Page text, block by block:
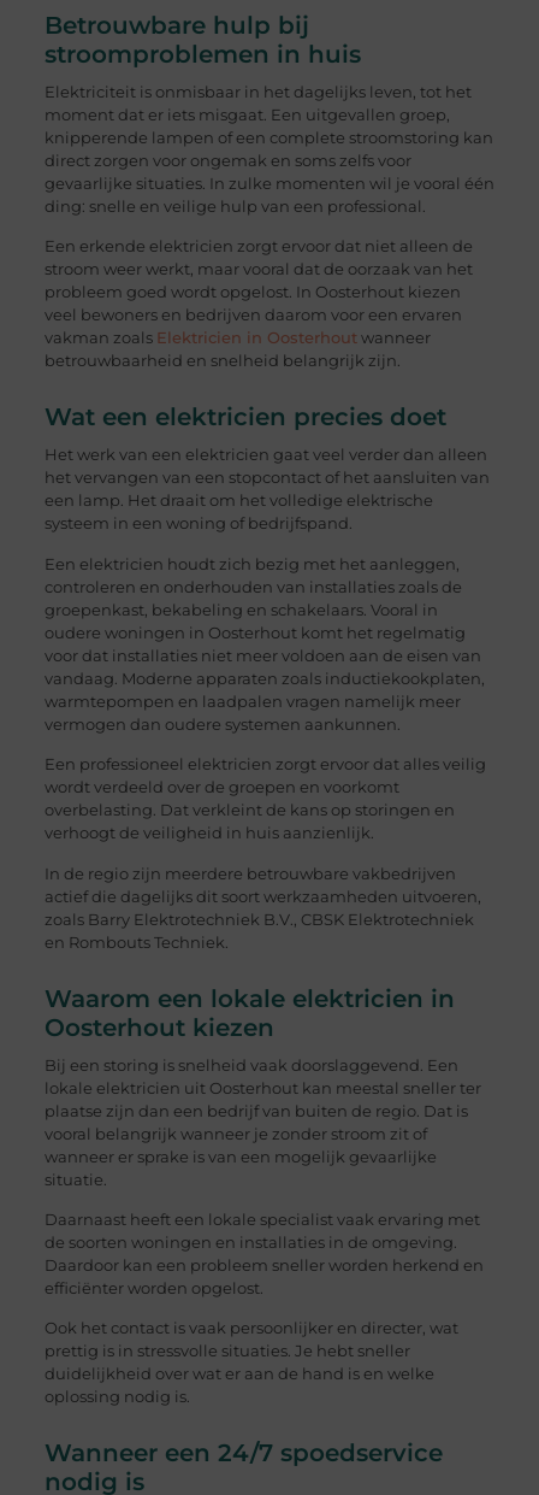
Betrouwbare hulp bij
stroomproblemen in huis
Elektriciteit is onmisbaar in het dagelijks leven, tot het
moment dat er iets misgaat. Een uitgevallen groep,
knipperende lampen of een complete stroomstoring kan
direct zorgen voor ongemak en soms zelfs voor
gevaarlijke situaties. In zulke momenten wil je vooral één
ding: snelle en veilige hulp van een professional.
Een erkende elektricien zorgt ervoor dat niet alleen de
stroom weer werkt, maar vooral dat de oorzaak van het
probleem goed wordt opgelost. In Oosterhout kiezen
veel bewoners en bedrijven daarom voor een ervaren
vakman zoals Elektricien in Oosterhoutwanneer
betrouwbaarheid en snelheid belangrijk zijn.
Wat een elektricien precies doet
Het werk van een elektricien gaat veel verder dan alleen
het vervangen van een stopcontact of het aansluiten van
een lamp. Het draait om het volledige elektrische
systeem in een woning of bedrijfspand.
Een elektricien houdt zich bezig met het aanleggen,
controleren en onderhouden van installaties zoals de
groepenkast, bekabeling en schakelaars. Vooral in
oudere woningen in Oosterhout komt het regelmatig
voor dat installaties niet meer voldoen aan de eisen van
vandaag. Moderne apparaten zoals inductiekookplaten,
warmtepompen en laadpalen vragen namelijk meer
vermogen dan oudere systemen aankunnen.
Een professioneel elektricien zorgt ervoor dat alles veilig
wordt verdeeld over de groepen en voorkomt
overbelasting. Dat verkleint de kans op storingen en
verhoogt de veiligheid in huis aanzienlijk.
In de regio zijn meerdere betrouwbare vakbedrijven
actief die dagelijks dit soort werkzaamheden uitvoeren,
zoals Barry Elektrotechniek B.V., CBSK Elektrotechniek
en Rombouts Techniek.
Waarom een lokale elektricien in
Oosterhout kiezen
Bij een storing is snelheid vaak doorslaggevend. Een
lokale elektricien uit Oosterhout kan meestal sneller ter
plaatse zijn dan een bedrijf van buiten de regio. Dat is
vooral belangrijk wanneer je zonder stroom zit of
wanneer er sprake is van een mogelijk gevaarlijke
situatie.
Daarnaast heeft een lokale specialist vaak ervaring met
de soorten woningen en installaties in de omgeving.
Daardoor kan een probleem sneller worden herkend en
efficiënter worden opgelost.
Ook het contact is vaak persoonlijker en directer, wat
prettig is in stressvolle situaties. Je hebt sneller
duidelijkheid over wat er aan de hand is en welke
oplossing nodig is.
Wanneer een 24/7 spoedservice
nodig is